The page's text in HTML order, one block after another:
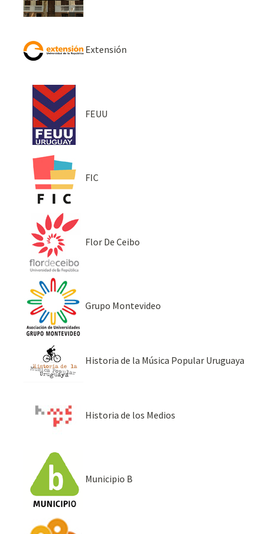
Extensión
FEUU
FIC
Flor De Ceibo
Grupo Montevideo
Historia de la Música Popular Uruguaya
Historia de los Medios
Municipio B